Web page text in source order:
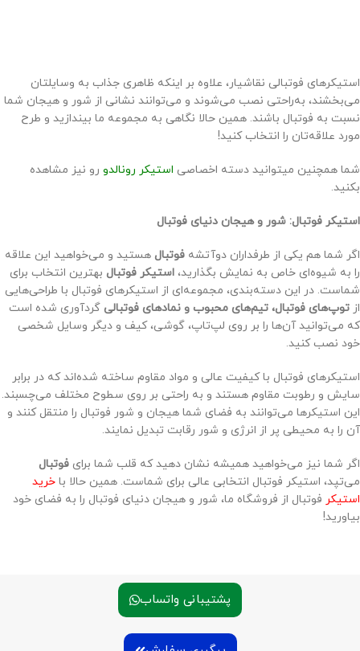
استیکرهای فوتبالی نقاشیار، علاوه بر اینکه ظاهری جذاب به وسایلتان
می‌بخشند، به‌راحتی نصب می‌شوند و می‌توانند نشانی از شور و هیجان شما
نسبت به فوتبال باشند. همین حالا نگاهی به مجموعه ما بیندازید و طرح
مورد علاقه‌تان را انتخاب کنید!
شما همچنین میتوانید دسته اخصاصی استیکر رونالدو رو نیز مشاهده
بکنید.
استیکر فوتبال: شور و هیجان دنیای فوتبال
اگر شما هم یکی از طرفداران دوآتشه فوتبال هستید و می‌خواهید این علاقه
را به شیوه‌ای خاص به نمایش بگذارید، استیکر فوتبال بهترین انتخاب برای
شماست. در این دسته‌بندی، مجموعه‌ای از استیکرهای فوتبال با طراحی‌هایی
از توپ‌های فوتبال، تیم‌های محبوب و نمادهای فوتبالی گردآوری شده است
که می‌توانید آن‌ها را بر روی لپ‌تاپ، گوشی، کیف و دیگر وسایل شخصی
خود نصب کنید.
استیکرهای فوتبال با کیفیت عالی و مواد مقاوم ساخته شده‌اند که در برابر
سایش و رطوبت مقاوم هستند و به راحتی بر روی سطوح مختلف می‌چسبند.
این استیکرها می‌توانند به فضای شما هیجان و شور فوتبال را منتقل کنند و
آن را به محیطی پر از انرژی و شور رقابت تبدیل نمایند.
اگر شما نیز می‌خواهید همیشه نشان دهید که قلب شما برای فوتبال
می‌تپد، استیکر فوتبال انتخابی عالی برای شماست. همین حالا با خرید
استیکر فوتبال از فروشگاه ما، شور و هیجان دنیای فوتبال را به فضای خود
بیاورید!
پشتیبانی واتساب